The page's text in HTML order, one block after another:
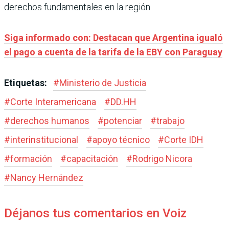
derechos fundamentales en la región.
Siga informado con: Destacan que Argentina igualó
el pago a cuenta de la tarifa de la EBY con Paraguay
Etiquetas: #Ministerio de Justicia
#Corte Interamericana #DD.HH
#derechos humanos #potenciar #trabajo
#interinstitucional #apoyo técnico #Corte IDH
#formación #capacitación #Rodrigo Nicora
#Nancy Hernández
Déjanos tus comentarios en Voiz